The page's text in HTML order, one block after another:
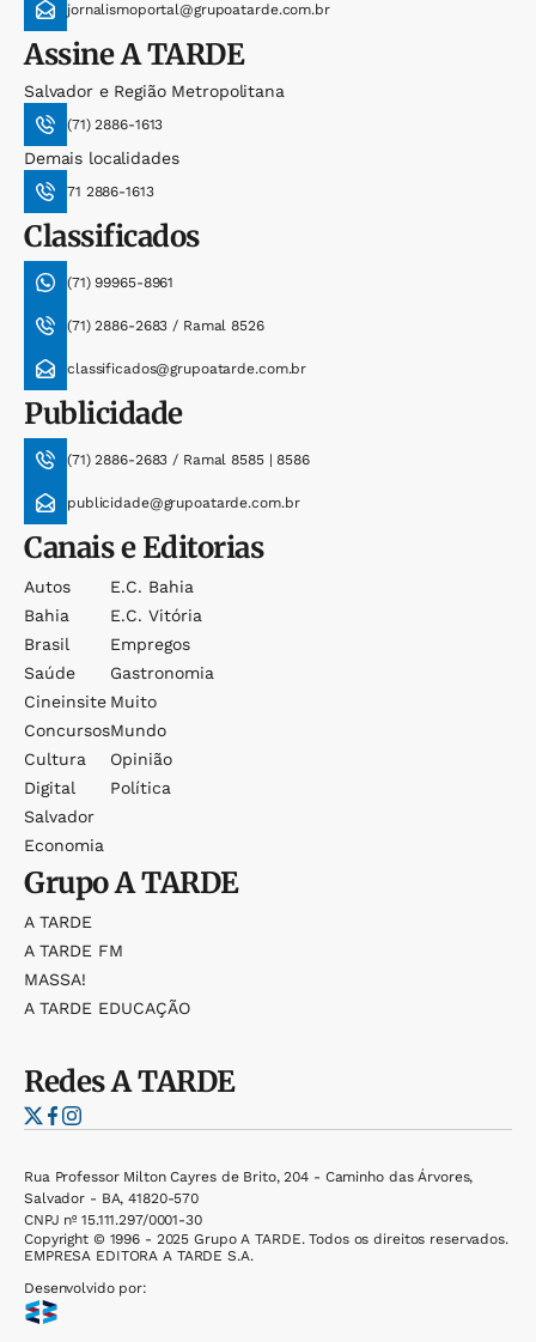
jornalismoportal@grupoatarde.com.br
AssineA TARDE
Salvador e Região Metropolitana
(71) 2886-1613
Demais localidades
71 2886-1613
Classificados
(71) 99965-8961
(71) 2886-2683 / Ramal 8526
classificados@grupoatarde.com.br
Publicidade
(71) 2886-2683 / Ramal 8585 | 8586
publicidade@grupoatarde.com.br
Canais e Editorias
Autos
Bahia
Brasil
Saúde
Cineinsite
Concursos
Cultura
Digital
Salvador
Economia
E.c. Bahia
E.c. Vitória
Empregos
Gastronomia
Muito
Mundo
Opinião
Política
GrupoA TARDE
A TARDE
A TARDE FM
MASSA!
A TARDE EDUCAÇÃO
RedesA TARDE
Rua Professor Milton Cayres de Brito, 204 - Caminho das Árvores,
Salvador - BA, 41820-570
CNPJ nº 15.111.297/0001-30
Copyright © 1996 - 2025 Grupo A TARDE. Todos os direitos reservados.
EMPRESA EDITORA A TARDE S.A.
Desenvolvido por: